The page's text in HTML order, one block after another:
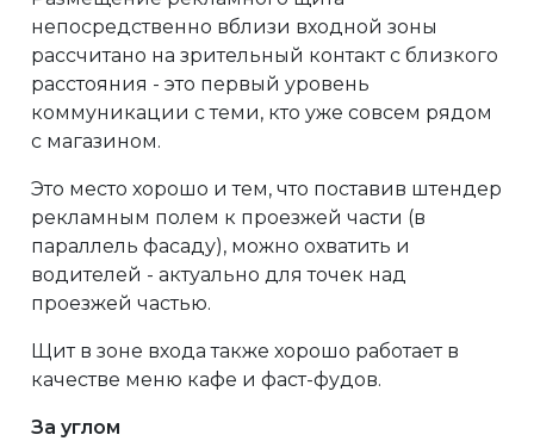
непосредственно вблизи входной зоны
рассчитано на зрительный контакт с близкого
расстояния - это первый уровень
коммуникации с теми, кто уже совсем рядом
с магазином.
Это место хорошо и тем, что поставив штендер
рекламным полем к проезжей части (в
параллель фасаду), можно охватить и
водителей - актуально для точек над
проезжей частью.
Щит в зоне входа также хорошо работает в
качестве меню кафе и фаст-фудов.
За углом